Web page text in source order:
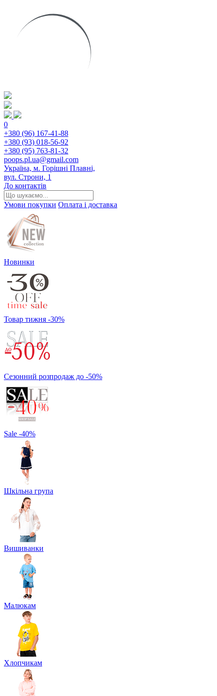
0
+380 (96) 167-41-88
+380 (93) 018-56-92
+380 (95) 763-81-32
poops.pl.ua@gmail.com
Україна, м. Горішні Плавні,
вул. Строни, 1
До контактів
Умови покупки Оплата і доставка
Новинки
Товар тижня -30%
Сезонний розпродаж до -50%
Sale -40%
Шкільна група
Вишиванки
Малюкам
Хлопчикам